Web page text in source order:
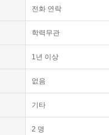
전화 연락
학력무관
1년 이상
없음
기타
2 명